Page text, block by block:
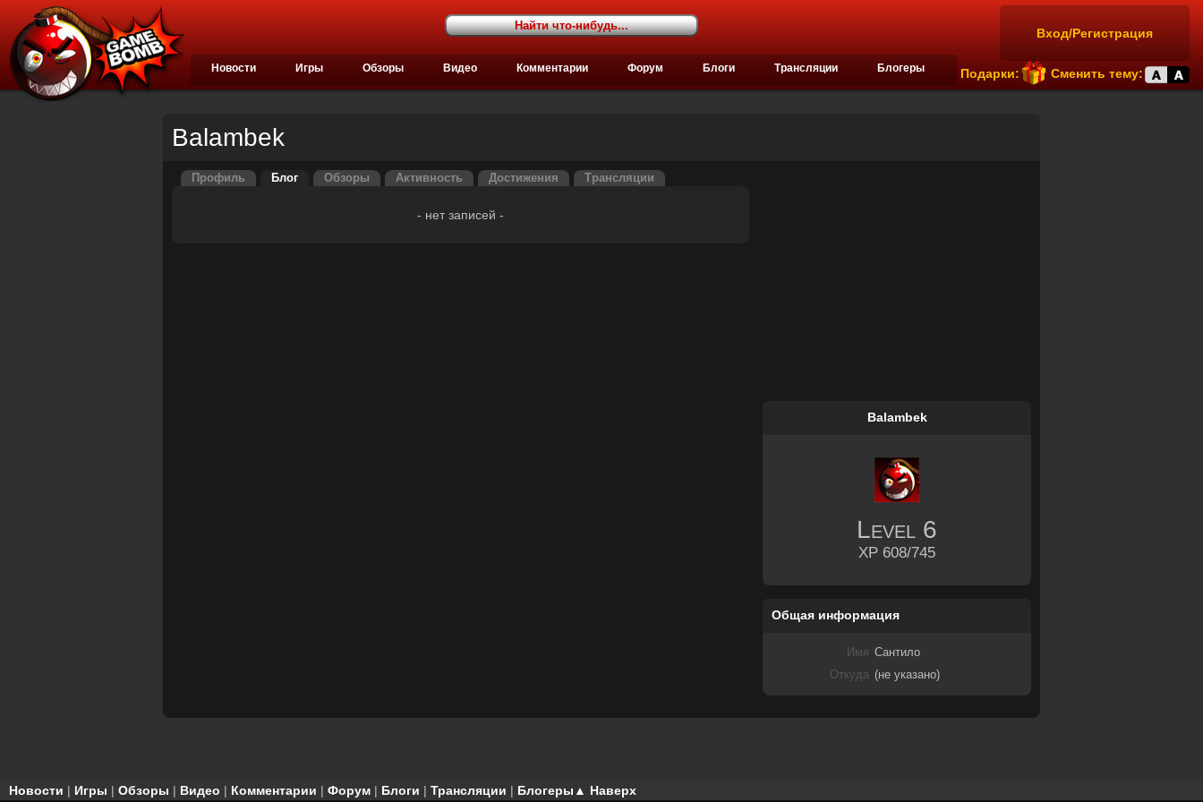
Вход/Регистрация
Подарки: Сменить тему:
Новости Игры Обзоры Видео Комментарии Форум Блоги Трансляции Блогеры
Balambek
Профиль Блог Обзоры Активность Достижения Трансляции
- нет записей -
Balambek
Level 6
XP 608/745
Общая информация
Имя Сантило
Откуда (не указано)
▲ Наверх
Новости | Игры | Обзоры | Видео | Комментарии | Форум | Блоги | Трансляции | Блогеры